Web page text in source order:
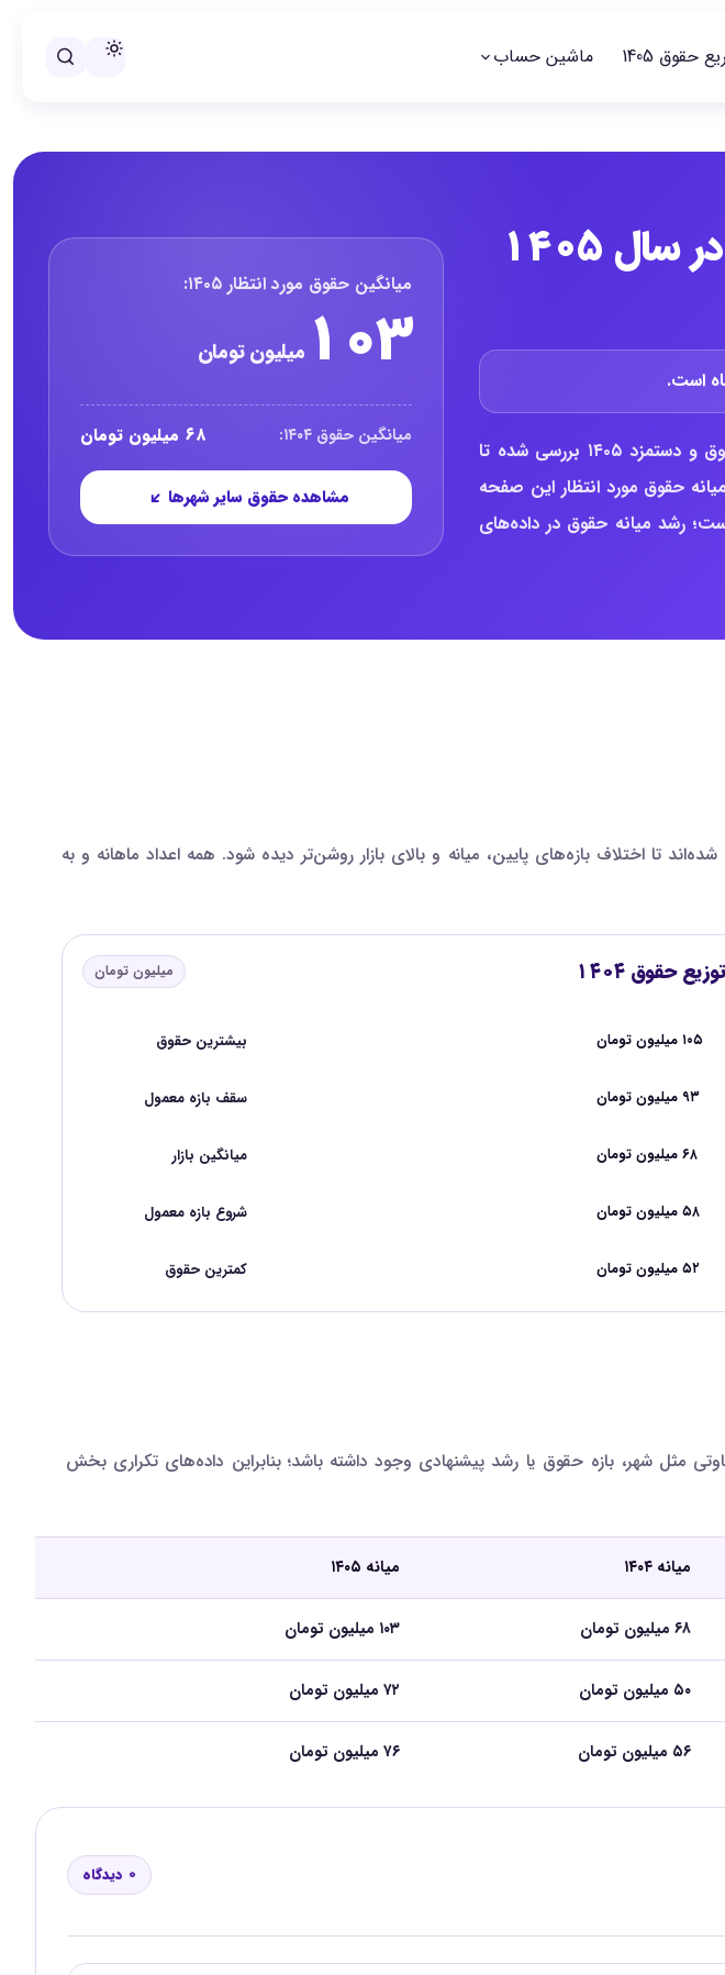
1405 ماشین حساب
۱۴۰۵
است.
در این گزارش، وضعیت حقوق مدیر مهندسی شیمی مهندسی نفت و گاز بر اساس داده‌های گزارش حقوق و دستمزد ۱۴۰۵ بررسی شده تا
حقوق مورد انتظار این صفحه
سال ۱۴۰۴ حدود ۶۸ میلیون تومان بوده است؛ رشد میانه حقوق در داده‌های
خلاصه حقوق مدیر مهندسی
میانگین حقوق مورد انتظار ۱۴۰۵:
۱۰۳ میلیون تومان
میانگین حقوق ۱۴۰۴: ۶۸ میلیون تومان
مشاهده حقوق سایر شهرها
صدک‌های حقوق مدیر مهندسی شیمی مهندسی نفت و گاز با داده‌های سال ۱۴۰۴ مقایسه شده‌اند تا اختلاف بازه‌های پایین، میانه و بالای بازار روشن‌تر دیده شود. همه اعداد ماهانه و به
توزیع حقوق ۱۴۰۴ میلیون تومان
بیشترین حقوق ۱۰۵ میلیون تومان
سقف بازه معمول ۹۳ میلیون تومان
میانگین بازار ۶۸ میلیون تومان
شروع بازه معمول ۵۸ میلیون تومان
کمترین حقوق ۵۲ میلیون تومان
شهر، بازه حقوق یا رشد پیشنهادی وجود داشته باشد؛ بنابراین داده‌های تکراری بخش
میانه ۱۴۰۴ میانه ۱۴۰۵
۶۸ میلیون تومان ۱۰۳ میلیون تومان
۵۰ میلیون تومان ۷۲ میلیون تومان
۵۶ میلیون تومان ۷۶ میلیون تومان
0 دیدگاه